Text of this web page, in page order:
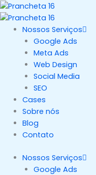
Ir
para
conteúdo
Nossos Serviços
Google Ads
Meta Ads
Web Design
Social Media
SEO
Cases
Sobre nós
Blog
Contato
Nossos Serviços
Google Ads